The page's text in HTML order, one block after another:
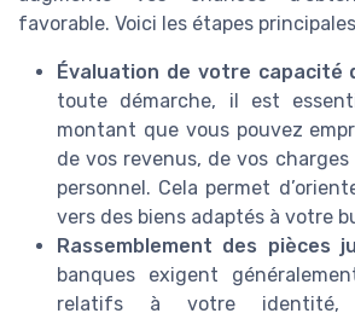
favorable. Voici les étapes
Évaluation de votre capacité
toute démarche, il est
montant que vous pouvez
de vos revenus, de vos
personnel. Cela permet
vers des biens adaptés à votre
Rassemblement des pièces
banques exigent
relatifs à votre identité,